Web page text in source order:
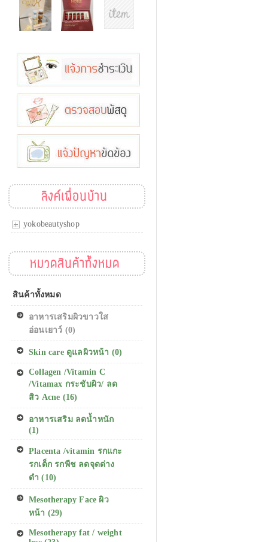
ลิงค์เพื่อนบ้าน
yokobeautyshop
หมวดสินค้าทั้งหมด
สินค้าทั้งหมด
อาหารเสริมผิวขาวใส
อ่อนเยาว์ (0)
Skin care ดูแลผิวหน้า (0)
Collagen /Vitamin C
/Vitamax กระชับผิว/ ลด
สิว Acne (16)
อาหารเสริม ลดน้ำหนัก
(1)
Placenta /vitamin รกแกะ
รกเด็ก รกพืช ลดจุดด่าง
ดำ (10)
Mesotherapy Face ผิว
หน้า (29)
Mesotherapy fat / weight